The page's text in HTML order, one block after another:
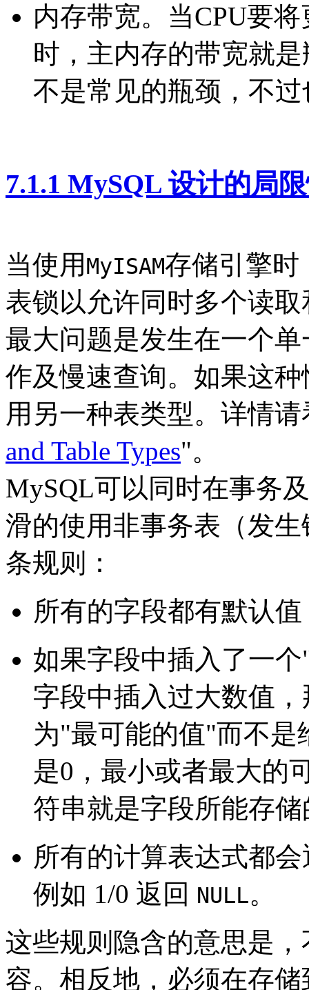
内存带宽。当CPU要
时，主内存的带宽就
不是常见的瓶颈，不
7.1.1 MySQL 设计的局
当使用 MyISAM存储引擎时
表锁以允许同时多个读
最大问题是发生在一个
作及慢速查询。如果这
用另一种表类型。详情
and Table Types"。
MySQL可以同时在事务
滑的使用非事务表（发
条规则：
所有的字段都有默认值
如果字段中插入了一
字段中插入过大数值
为"最可能的值"而不是
是0，最小或者最大的
符串就是字段所能存
所有的计算表达式都
例如 1/0 返回 NULL。
这些规则隐含的意思是
容。相反地，必须在存